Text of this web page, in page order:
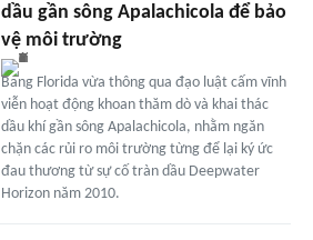
dầu gần sông Apalachicola để bảo
vệ môi trường
Bang Florida vừa thông qua đạo luật cấm vĩnh
viễn hoạt động khoan thăm dò và khai thác
dầu khí gần sông Apalachicola, nhằm ngăn
chặn các rủi ro môi trường từng để lại ký ức
đau thương từ sự cố tràn dầu Deepwater
Horizon năm 2010.